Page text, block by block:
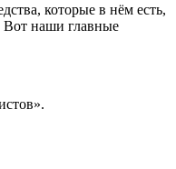
которые в нём есть,
Вот наши главные